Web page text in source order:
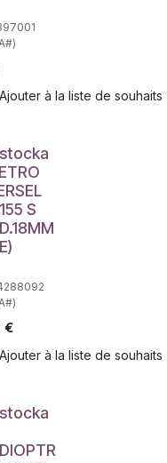
Ajouter à la liste de souhaits
S
€
Ajouter à la liste de souhaits